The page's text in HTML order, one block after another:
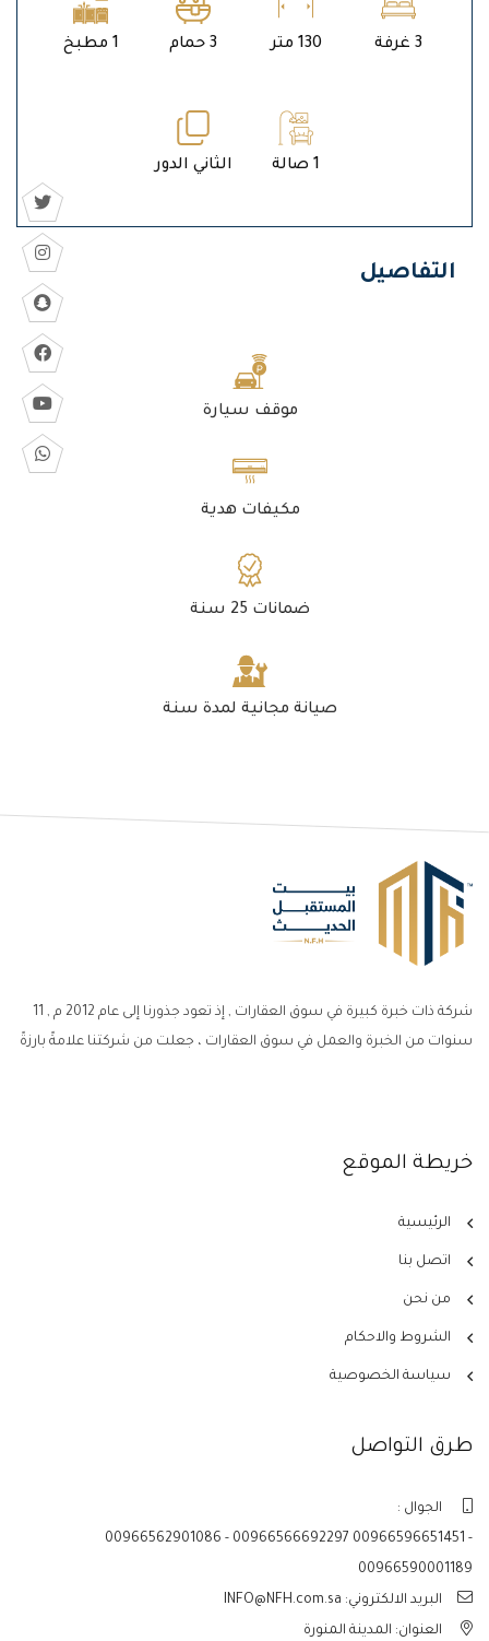
3 غرفة 130 متر 3 حمام 1 مطبخ
1 صالة الثاني الدور
التفاصيل
موقف سيارة
مكيفات هدية
ضمانات 25 سنة
صيانة مجانية لمدة سنة
شركة ذات خبرة كبيرة في سوق العقارات , إذ تعود جذورنا إلى عام 2012 م , 11
سنوات من الخبرة والعمل في سوق العقارات ، جعلت من شركتنا علامةً بارزةً
خريطة الموقع
الرئيسية
اتصل بنا
من نحن
الشروط والاحكام
سياسة الخصوصية
طرق التواصل
الجوال :
00966562901086 - 00966566692297 00966596651451 -
00966590001189
البريد الالكتروني: INFO@NFH.com.sa
العنوان: المدينة المنورة